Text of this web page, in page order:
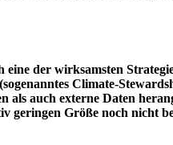
der wirksamsten
Climate-
auch externe Daten
geringen Größe noch nicht